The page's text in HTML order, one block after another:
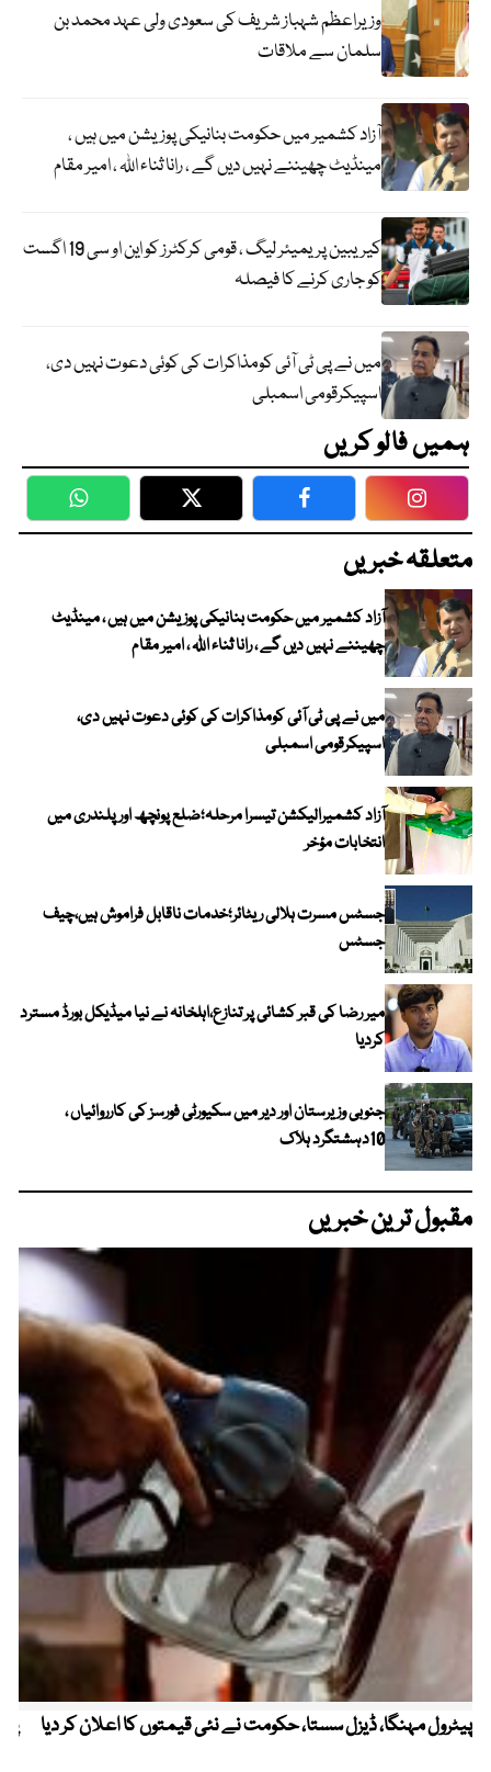
وزیراعظم شہباز شریف کی سعودی ولی عہد محمد بن
سلمان سے ملاقات
آزاد کشمیر میں حکومت بنانیکی پوزیشن میں ہیں ،
مینڈیٹ چھیننے نہیں دیں گے ، رانا ثناء اللہ ، امیر مقام
کیریبین پریمیئر لیگ ، قومی کرکٹرز کو این او سی 19 اگست
کو جاری کرنے کا فیصلہ
میں نے پی ٹی آئی کومذاکرات کی کوئی دعوت نہیں دی،
اسپیکرقومی اسمبلی
ہمیں فالو کریں
WhatsApp Twitter Facebook
متعلقہ خبریں
آزاد کشمیر میں حکومت بنانیکی پوزیشن میں ہیں ، مینڈیٹ
چھیننے نہیں دیں گے ، رانا ثناء اللہ ، امیر مقام
میں نے پی ٹی آئی کومذاکرات کی کوئی دعوت نہیں دی،
اسپیکرقومی اسمبلی
آزاد کشمیرالیکشن تیسرا مرحلہ؛ضلع پونچھ اور پلندری میں
انتخابات مؤخر
جسٹس مسرت ہلالی ریٹائر؛خدمات ناقابل فراموش ہیں،چیف
جسٹس
میر رضا کی قبر کشائی پر تنازع،اہلخانہ نے نیا میڈیکل بورڈ مسترد
کردیا
جنوبی وزیرستان اور دیر میں سکیورٹی فورسز کی کارروائیاں ،
10دہشتگرد ہلاک
مقبول ترین خبریں
پیٹرول مہنگا، ڈیزل سستا، حکومت نے نئی قیمتوں کا اعلان کر دیا